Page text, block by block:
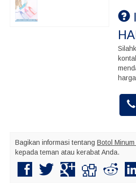
Bagikan informasi tentang Botol
kepada teman atau kerabat Anda.